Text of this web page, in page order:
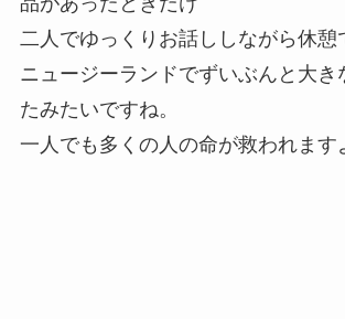
二人でゆっくりお話ししながら休憩
ニュージーランドでずいぶんと大き
たみたいですね。
一人でも多くの人の命が救われます